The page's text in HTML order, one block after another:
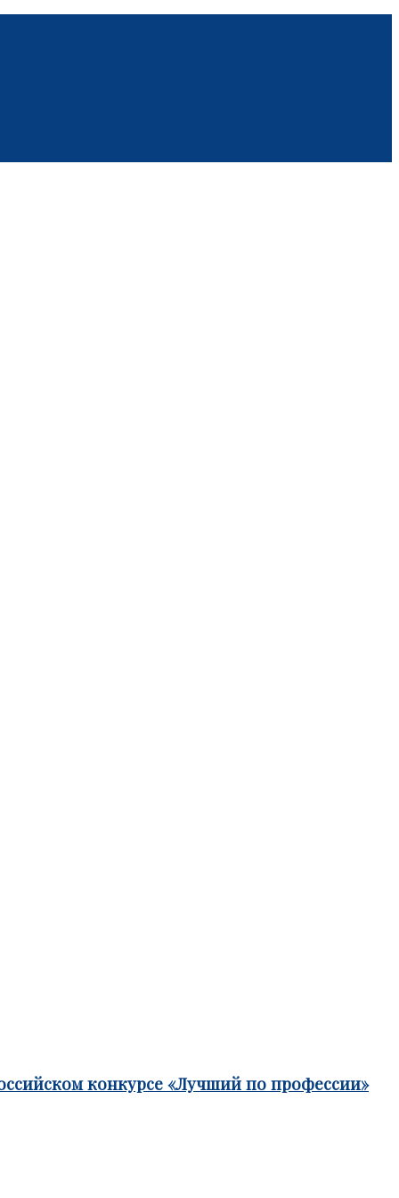
конкурсе «Лучший по профессии»